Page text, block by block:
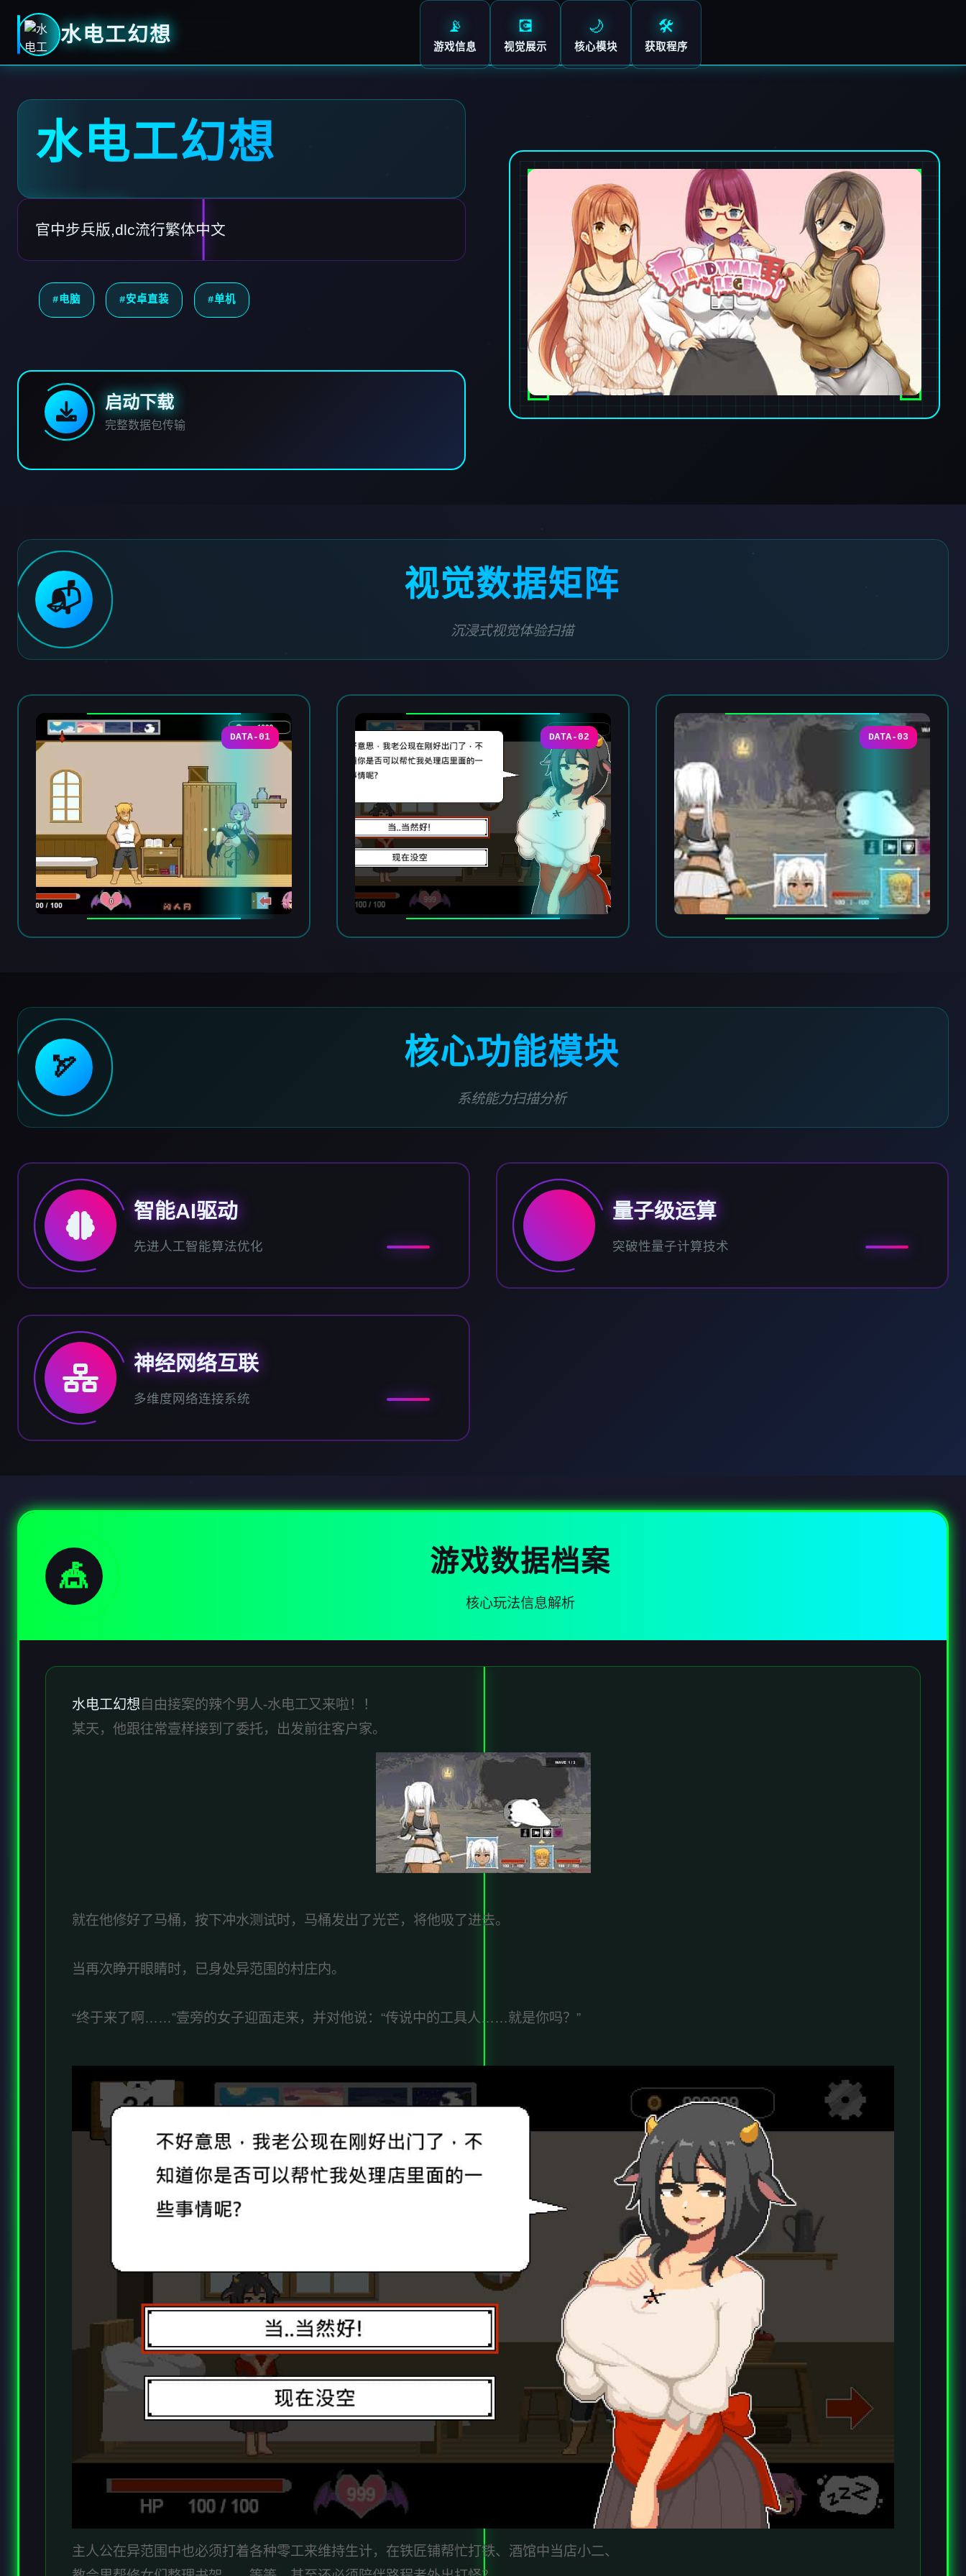
水电工幻想 📡
游戏信息
💽
视觉展示
🌙
核心模块
🛠️
获取程序
水电工幻想
官中步兵版,dlc流行繁体中文
#电脑 #安卓直装 #单机
启动下载
完整数据包传输
📬 视觉数据矩阵
沉浸式视觉体验扫描
DATA-01 DATA-02 DATA-03
🏹 核心功能模块
系统能力扫描分析
智能AI驱动
先进人工智能算法优化
量子级运算
突破性量子计算技术
神经网络互联
多维度网络连接系统
🎪 游戏数据档案
核心玩法信息解析
水电工幻想 自由接案的辣个男人-水电工又来啦！！
某天，他跟往常壹样接到了委托，出发前往客户家。
就在他修好了马桶，按下冲水测试时，马桶发出了光芒，将他吸了进去。
当再次睁开眼睛时，已身处异范围的村庄内。
“终于来了啊……”壹旁的女子迎面走来，并对他说：“传说中的工具人……就是你吗？”
主人公在异范围中也必须打着各种零工来维持生计，在铁匠铺帮忙打铁、酒馆中当店小二、